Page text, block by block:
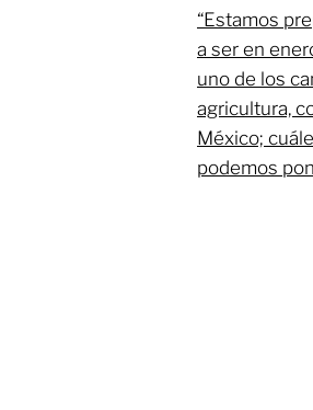
“Estamos
a ser en
uno de los
agricultura,
México;
podemos